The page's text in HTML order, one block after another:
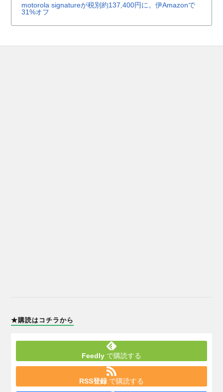
motorola signatureが税別約137,400円に。伊Amazonで
31%オフ
★購読はコチラから
Feedly で購読する
RSS登録 で購読する